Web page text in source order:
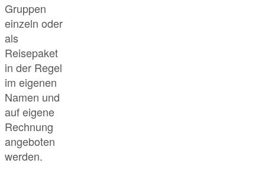
Gruppen
einzeln oder
als
Reisepaket
in der Regel
im eigenen
Namen und
auf eigene
Rechnung
angeboten
werden.